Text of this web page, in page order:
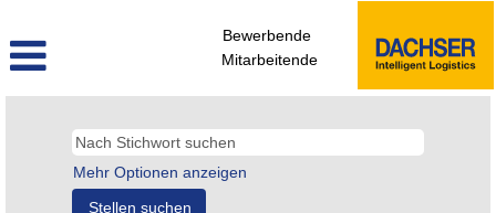
Bewerbende
Mitarbeitende
Mehr Optionen anzeigen